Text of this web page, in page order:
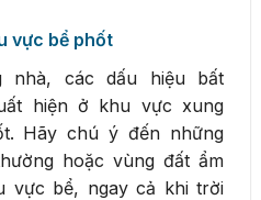
vực bể phốt
nhà, các dấu hiệu bất
hiện ở khu vực xung
Hãy chú ý đến những
hoặc vùng đất ẩm
vực bể, ngay cả khi trời